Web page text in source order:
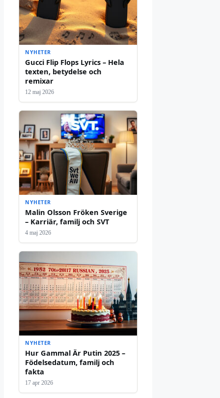
NYHETER
Gucci Flip Flops Lyrics – Hela
texten, betydelse och
remixar
12 maj 2026
NYHETER
Malin Olsson Fröken Sverige
– Karriär, familj och SVT
4 maj 2026
NYHETER
Hur Gammal Är Putin 2025 –
Födelsedatum, familj och
fakta
17 apr 2026